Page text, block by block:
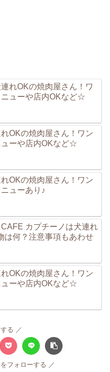
れOKの焼肉屋さん！ワ
ニューや店内OKなど☆
OKの焼肉屋さん！ワン
ューや店内OKなど☆
OKの焼肉屋さん！ワン
ューあり♪
カプチーノは犬連れ
は何？注意事項もあわせ
OKの焼肉屋さん！ワン
ューや店内OKなど☆
る
フォローする